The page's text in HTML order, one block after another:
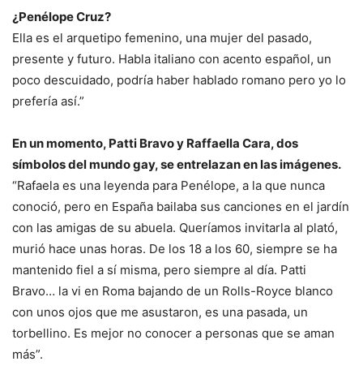
¿Penélope Cruz?
Ella es el arquetipo femenino, una mujer del pasado,
presente y futuro. Habla italiano con acento español, un
poco descuidado, podría haber hablado romano pero yo lo
prefería así.”
En un momento, Patti Bravo y Raffaella Cara, dos
símbolos del mundo gay, se entrelazan en las imágenes.
“Rafaela es una leyenda para Penélope, a la que nunca
conoció, pero en España bailaba sus canciones en el jardín
con las amigas de su abuela. Queríamos invitarla al plató,
murió hace unas horas. De los 18 a los 60, siempre se ha
mantenido fiel a sí misma, pero siempre al día. Patti
Bravo… la vi en Roma bajando de un Rolls-Royce blanco
con unos ojos que me asustaron, es una pasada, un
torbellino. Es mejor no conocer a personas que se aman
más”.